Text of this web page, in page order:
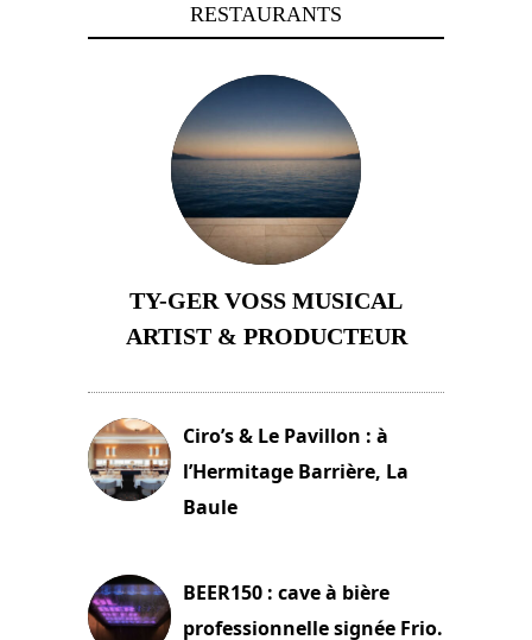
RESTAURANTS
TY-GER VOSS MUSICAL
ARTIST & PRODUCTEUR
Ciro’s & Le Pavillon : à
l’Hermitage Barrière, La
Baule
BEER150 : cave à bière
professionnelle signée Frio.